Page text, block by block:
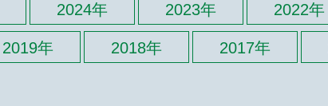
2024年 2023年 2022年
2019年 2018年 2017年